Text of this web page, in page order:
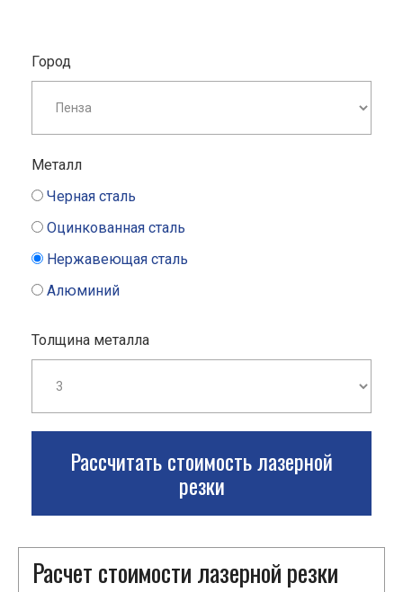
Город
Металл
Черная сталь
Оцинкованная сталь
Нержавеющая сталь
Алюминий
Толщина металла
Рассчитать стоимость лазерной
резки
Расчет стоимости лазерной резки